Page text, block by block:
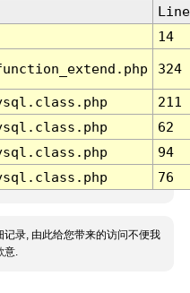
Line
14
324
211
62
94
76
记录, 由此给您带来的访问不便我
意.